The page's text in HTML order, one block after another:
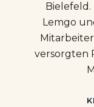
Lemgo
versorgten